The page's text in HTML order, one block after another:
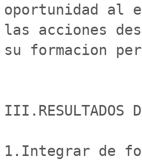
oportunidad al
las acciones
su formacion
III.RESULTADOS
1.Integrar de